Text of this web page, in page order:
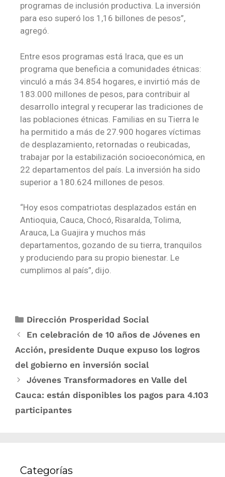
programas de inclusión productiva. La inversión
para eso superó los 1,16 billones de pesos”,
agregó.
Entre esos programas está Iraca, que es un
programa que beneficia a comunidades étnicas:
vinculó a más 34.854 hogares, e invirtió más de
183.000 millones de pesos, para contribuir al
desarrollo integral y recuperar las tradiciones de
las poblaciones étnicas. Familias en su Tierra le
ha permitido a más de 27.900 hogares víctimas
de desplazamiento, retornadas o reubicadas,
trabajar por la estabilización socioeconómica, en
22 departamentos del país. La inversión ha sido
superior a 180.624 millones de pesos.
“Hoy esos compatriotas desplazados están en
Antioquia, Cauca, Chocó, Risaralda, Tolima,
Arauca, La Guajira y muchos más
departamentos, gozando de su tierra, tranquilos
y produciendo para su propio bienestar. Le
cumplimos al país”, dijo.
Dirección Prosperidad Social
En celebración de 10 años de Jóvenes en
Acción, presidente Duque expuso los logros
del gobierno en inversión social
Jóvenes Transformadores en Valle del
Cauca: están disponibles los pagos para 4.103
participantes
Categorías